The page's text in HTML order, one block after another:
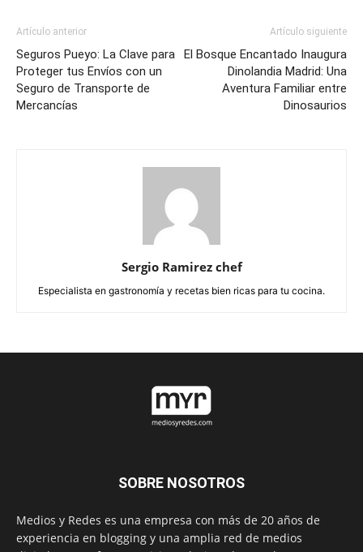
Artículo anterior
Seguros Pueyo: La Clave para
Proteger tus Envíos con un
Seguro de Transporte de
Mercancías
Artículo siguiente
El Bosque Encantado Inaugura
Dinolandia Madrid: Una
Aventura Familiar entre
Dinosaurios
Sergio Ramirez chef
Especialista en gastronomía y recetas bien ricas para tu cocina.
SOBRE NOSOTROS
Medios y Redes es una empresa con más de 20 años de
experiencia en blogging y una amplia red de medios